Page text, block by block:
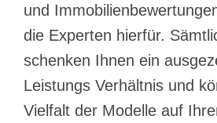
und
die Experten hierfür.
schenken Ihnen ein
Leistungs Verhältnis und
Vielfalt der Modelle auf